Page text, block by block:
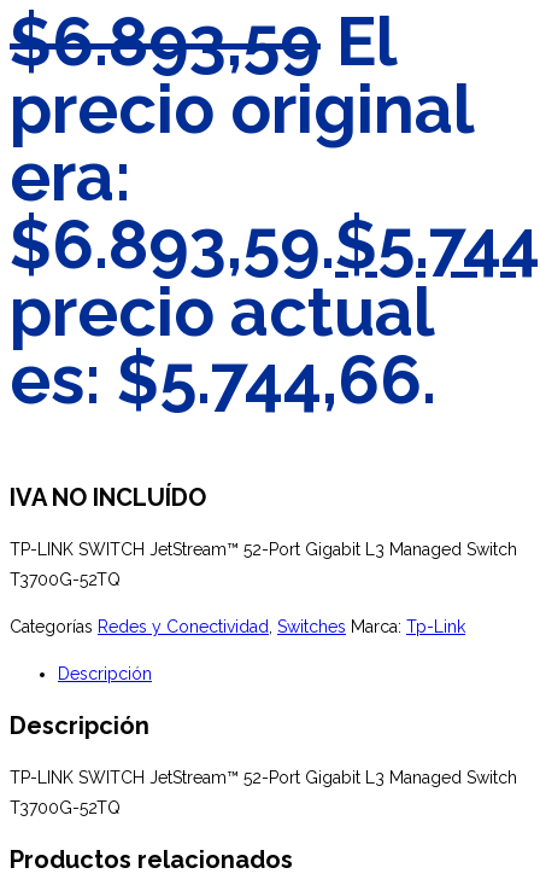
$6.893,59 El
precio original
era:
$6.893,59.$
precio actual
es: $5.744,66.
IVA NO INCLUÍDO
TP-LINK SWITCH JetStream™ 52-Port Gigabit L3 Managed Switch
T3700G-52TQ
Categorías Redes y Conectividad Switches Marca: Tp-Link
Descripción
Descripción
TP-LINK SWITCH JetStream™ 52-Port Gigabit L3 Managed Switch
T3700G-52TQ
Productos relacionados